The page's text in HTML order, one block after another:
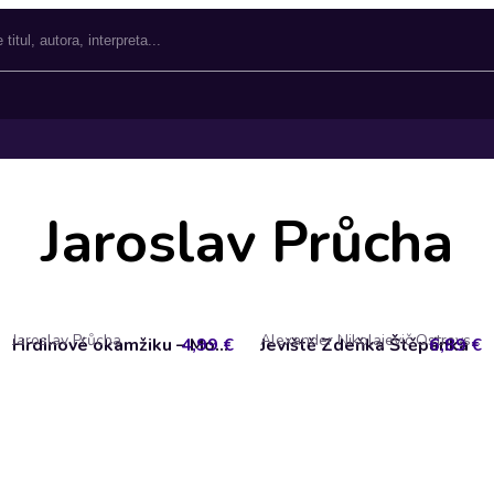
Jaroslav Průcha
Hrdinové okamžiku – Monology českých herců a hereček
Jaroslav Průcha 4,99 € Jeviště Zdeňka ŠtěpánkaAlexander Nikolajevič Ostrovskij, Alois Jirásek, Arnošt Dvořák, Edmond Rostand, František Kubka, Friedrich Dürrenmatt, Jan Frank Fischer, Jaroslav Průcha, Jaroslav Vrchlický, Karel Čapek, Maxim Gorkij, Sofokles, William Shakespeare
6,89 €